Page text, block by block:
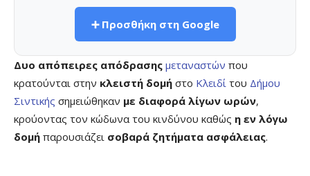
➕ Προσθήκη στη Google
Δυο απόπειρες απόδρασης μεταναστών που
κρατούνται στην κλειστή δομή στο Κλειδί του Δήμου
Σιντικής σημειώθηκαν με διαφορά λίγων ωρών,
κρούοντας τον κώδωνα του κινδύνου καθώς η εν λόγω
δομή παρουσιάζει σοβαρά ζητήματα ασφάλειας.